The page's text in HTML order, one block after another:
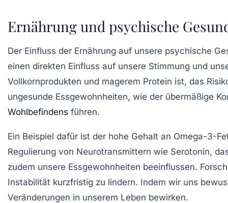
Ernährung und psychische
Der Einfluss der Ernährung auf unsere psychische
einen direkten Einfluss auf unsere Stimmung und
Vollkornprodukten und magerem Protein ist, das
ungesunde Essgewohnheiten, wie der übermäßige
Wohlbefindens führen.
Ein Beispiel dafür ist der hohe Gehalt an Omega-3-
Regulierung von Neurotransmittern wie Serotonin,
zudem unsere Essgewohnheiten beeinflussen.
Instabilität kurzfristig zu lindern. Indem wir uns
Veränderungen in unserem Leben bewirken.